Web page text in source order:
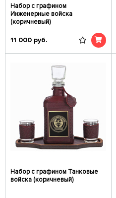
Набор с графином
Инженерные войска
(коричневый)
11 000 руб.
Набор с графином Танковые
войска (коричневый)